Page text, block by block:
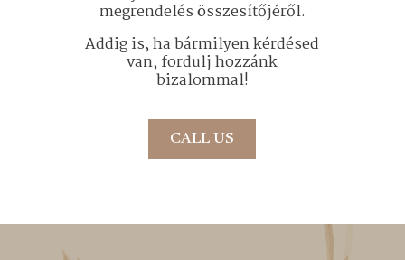
megrendelés összesítőjéről.
Addig is, ha bármilyen kérdésed
van, fordulj hozzánk
bizalommal!
CALL US